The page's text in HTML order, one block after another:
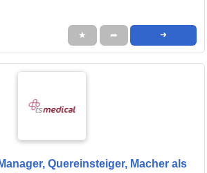
★ ➦ ➜
Quereinsteiger, Macher als